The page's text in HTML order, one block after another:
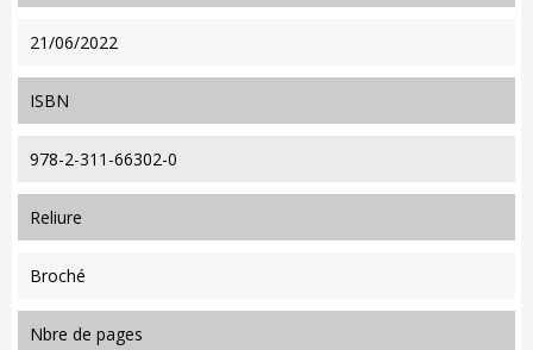
21/06/2022
ISBN
978-2-311-66302-0
reliure
Broché
nbre de pages